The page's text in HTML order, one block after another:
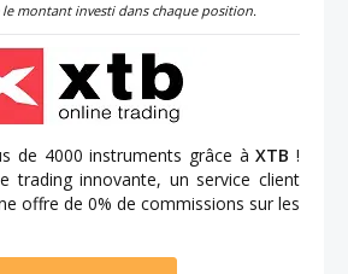
montant investi dans chaque position.
de 4000 instruments grâce àXTB !
trading innovante, un service client
offre de 0% de commissions sur les